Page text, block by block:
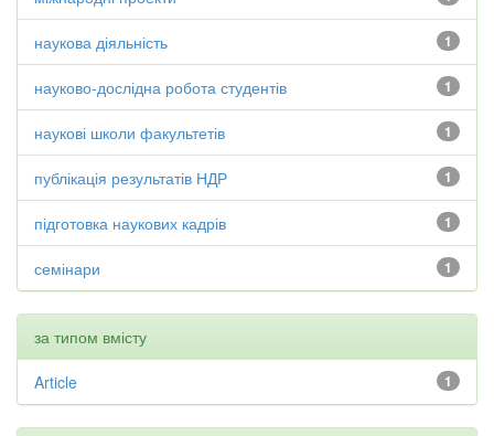
1
наукова діяльність
1
науково-дослідна робота студентів
1
наукові школи факультетів
1
публікація результатів НДР
1
підготовка наукових кадрів
1
семінари
за типом вмісту
1
Article